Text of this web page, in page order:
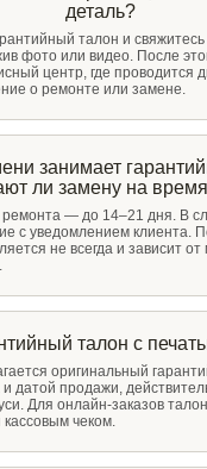
деталь?
талон и
фото или видео. После
центр, где проводится
о ремонте или замене.
занимает
ли замену на
ремонта — до 14–21 дня. В
с уведомлением клиента.
не всегда и зависит
талон с
оригинальный
и датой продажи,
Для онлайн-заказов
чеком.